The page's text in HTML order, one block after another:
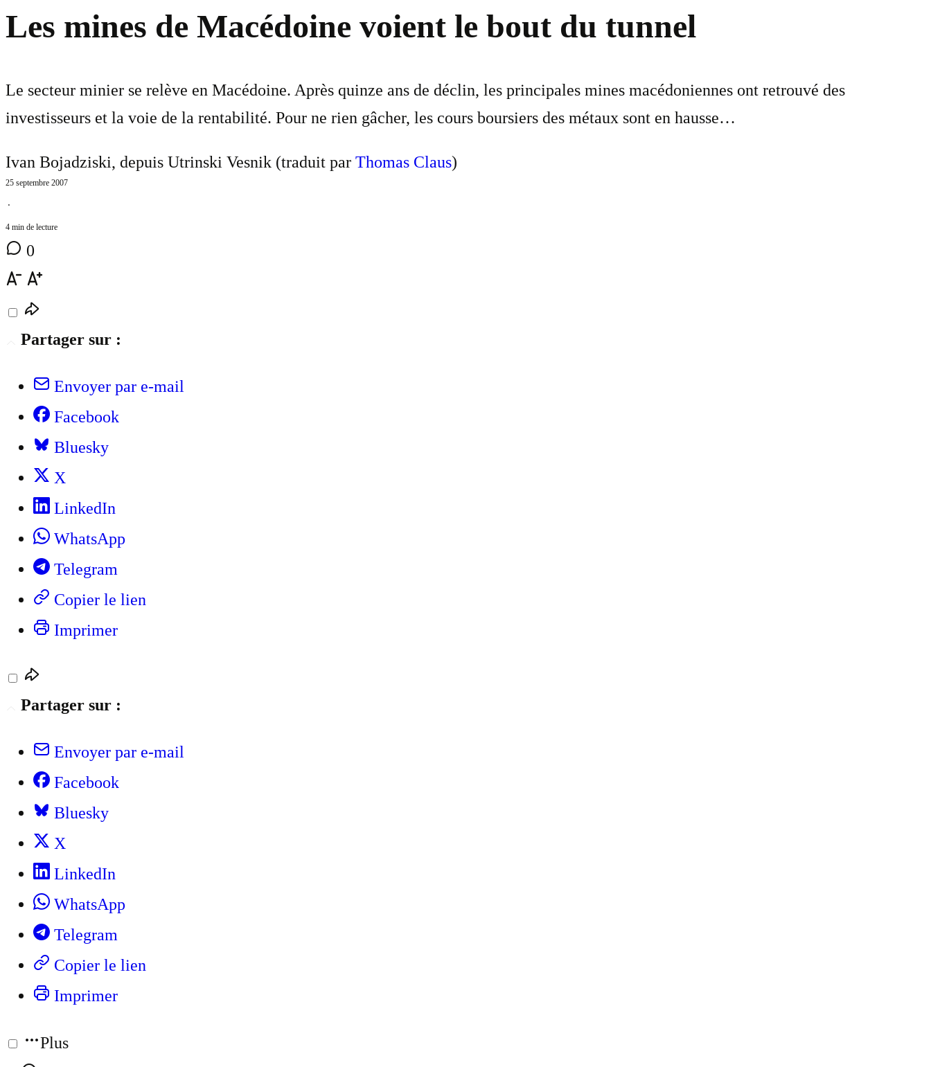
Les mines de Macédoine voient le bout du tunnel
Le secteur minier se relève en Macédoine. Après quinze ans de déclin, les principales mines macédoniennes ont retrouvé des
investisseurs et la voie de la rentabilité. Pour ne rien gâcher, les cours boursiers des métaux sont en hausse…
Ivan Bojadziski, depuis Utrinski Vesnik (traduit par Thomas Claus)
25 septembre 2007
⋅
4 min de lecture
0
Partager sur :
Envoyer par e-mail
Facebook
Bluesky
X
LinkedIn
WhatsApp
Telegram
Copier le lien
Imprimer
Partager sur :
Envoyer par e-mail
Facebook
Bluesky
X
LinkedIn
WhatsApp
Telegram
Copier le lien
Imprimer
Plus